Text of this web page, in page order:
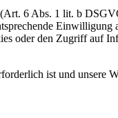
6 Abs. 1 lit. b
oder den Zugriff auf
ist und unsere